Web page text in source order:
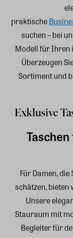
praktische
suchen – bei
Modell für Ihren
Überzeugen
Sortiment und
Exklusive
Für Damen,
schätzen, bieten
Unsere
Stauraum mit
Begleiter für